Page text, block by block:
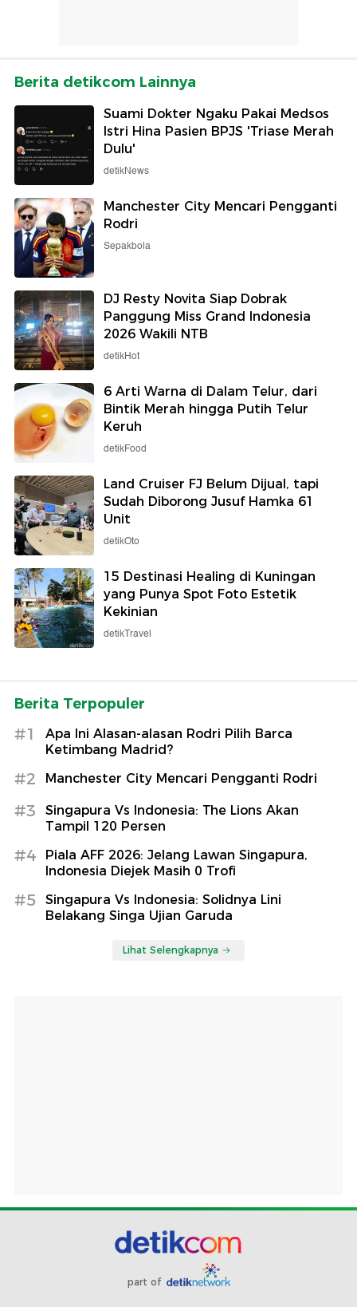
Berita detikcom Lainnya
Suami Dokter Ngaku Pakai Medsos
Istri Hina Pasien BPJS 'Triase Merah
Dulu'
detikNews
Manchester City Mencari Pengganti
Rodri
Sepakbola
DJ Resty Novita Siap Dobrak
Panggung Miss Grand Indonesia
2026 Wakili NTB
detikHot
6 Arti Warna di Dalam Telur, dari
Bintik Merah hingga Putih Telur
Keruh
detikFood
Land Cruiser FJ Belum Dijual, tapi
Sudah Diborong Jusuf Hamka 61
Unit
detikOto
15 Destinasi Healing di Kuningan
yang Punya Spot Foto Estetik
Kekinian
detikTravel
Berita Terpopuler
#1
Apa Ini Alasan-alasan Rodri Pilih Barca
Ketimbang Madrid?
#2 Manchester City Mencari Pengganti Rodri
#3
Singapura Vs Indonesia: The Lions Akan
Tampil 120 Persen
#4
Piala AFF 2026: Jelang Lawan Singapura,
Indonesia Diejek Masih 0 Trofi
#5
Singapura Vs Indonesia: Solidnya Lini
Belakang Singa Ujian Garuda
Lihat Selengkapnya
part of